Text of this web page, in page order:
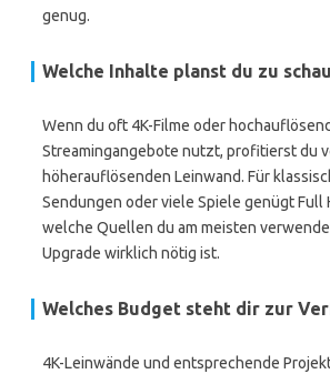
genug.
Welche Inhalte planst du zu
Wenn du oft 4K-Filme oder
Streamingangebote nutzt, profitierst du
höherauflösenden Leinwand. Für
Sendungen oder viele Spiele genügt Full
welche Quellen du am meisten
Upgrade wirklich nötig ist.
Welches Budget steht dir zur
4K-Leinwände und entsprechende